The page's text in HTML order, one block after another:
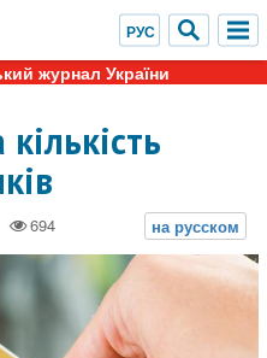
журнал України